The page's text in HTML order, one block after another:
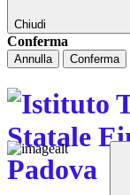
Chiudi
Conferma
Annulla Conferma